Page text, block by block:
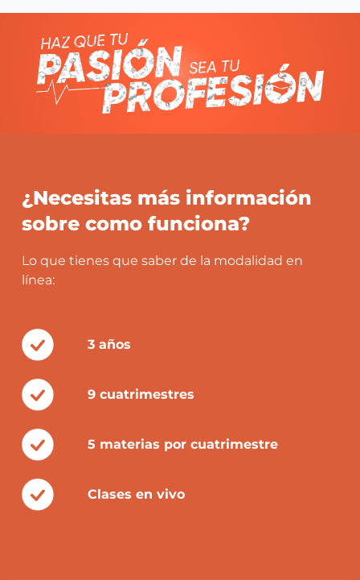
¿Necesitas más información
sobre como funciona?
Lo que tienes que saber de la modalidad en
línea:
3 años
9 cuatrimestres
5 materias por cuatrimestre
Clases en vivo